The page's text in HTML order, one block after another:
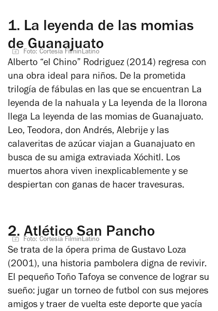
1. La leyenda de las momias
de Guanajuato
Foto: Cortesía FilminLatino
Alberto “el Chino” Rodriguez (2014) regresa con
una obra ideal para niños. De la prometida
trilogía de fábulas en las que se encuentran La
leyenda de la nahuala y La leyenda de la llorona
llega La leyenda de las momias de Guanajuato.
Leo, Teodora, don Andrés, Alebrije y las
calaveritas de azúcar viajan a Guanajuato en
busca de su amiga extraviada Xóchitl. Los
muertos ahora viven inexplicablemente y se
despiertan con ganas de hacer travesuras.
2. Atlético San Pancho
Foto: Cortesía FilminLatino
Se trata de la ópera prima de Gustavo Loza
(2001), una historia pambolera digna de revivir.
El pequeño Toño Tafoya se convence de lograr su
sueño: jugar un torneo de futbol con sus mejores
amigos y traer de vuelta este deporte que yacía